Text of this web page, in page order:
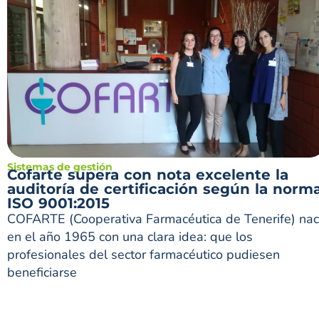
Sistemas de gestión
Cofarte supera con nota excelente la
auditoría de certificación según la
ISO 9001:2015
COFARTE (Cooperativa Farmacéutica de Tenerife)
en el año 1965 con una clara idea: que los
profesionales del sector farmacéutico pudiesen
beneficiarse